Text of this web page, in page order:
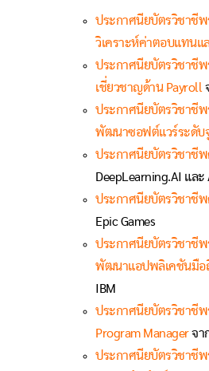
ประกาศนียบัตรวิชาชี
วิเคราะห์ค่าตอบแทนแ
ประกาศนียบัตรวิชาชี
เชี่ยวชาญด้าน Payroll
ประกาศนียบัตรวิชาชี
พัฒนาซอฟต์แวร์ระดับ
ประกาศนียบัตรวิชาชี
DeepLearning.AI และ
ประกาศนียบัตรวิชาชีพ
Epic Games
ประกาศนียบัตรวิชาชี
พัฒนาแอปพลิเคชันมือถื
IBM
ประกาศนียบัตรวิชาชี
Program Managerจา
ประกาศนียบัตรวิชาชี